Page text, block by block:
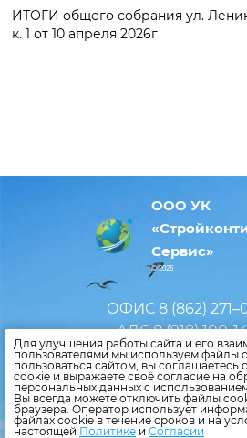
ИТОГИ общего собрания ул.
к. 1 от 10 апреля 2026г
ООО УК
Сервис»
© 2026
ОФИС 8 (862)
АДС 8 (918)100-
8 (862)555-11-
info@uk-
Политика
Для улучшения работы сайта и его
пользователями мы используем файлы
пользоваться сайтом, вы
cookie и выражаете своё согласие на
персональных данных с
Вы всегда можете отключить файлы
браузера. Оператор использует
файлах cookie в течение сроков и на
настоящей Политике и Согласии